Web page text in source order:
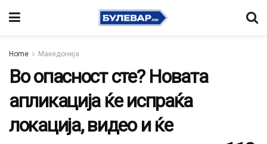
Home Македонија
Во опасност сте? Новата
апликација ќе испраќа
локација, видео и ќе